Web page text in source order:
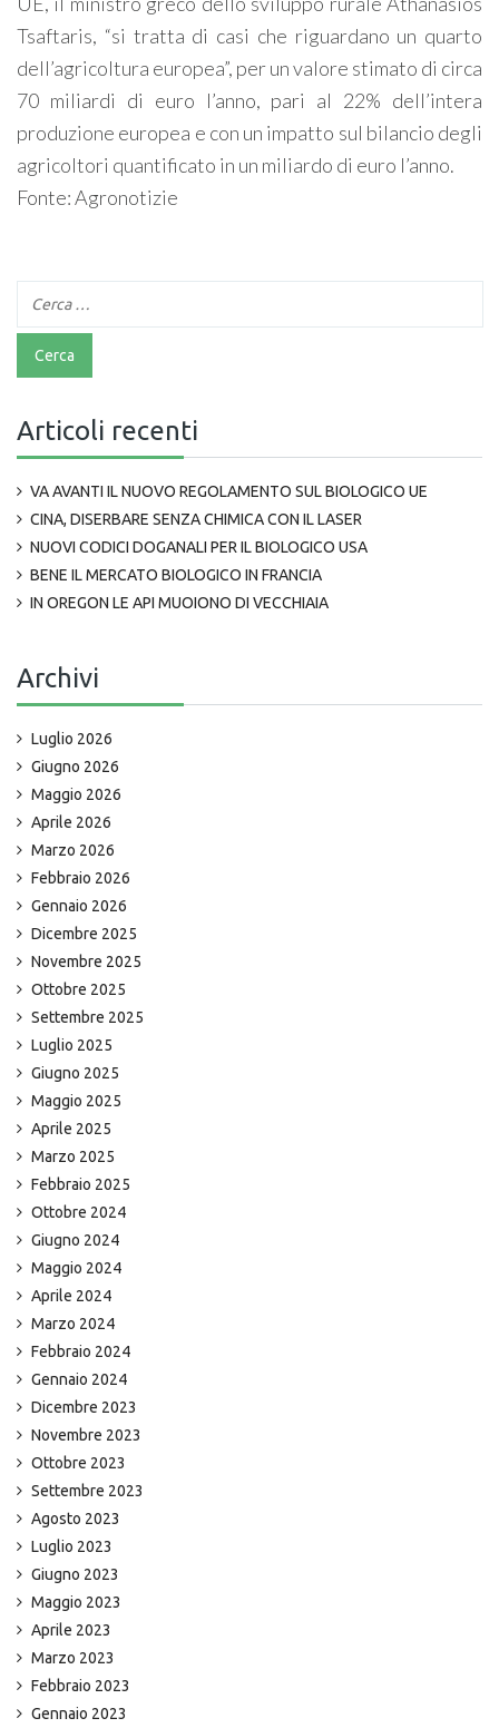
Tsaftaris, “si tratta di casi che riguardano un quarto
dell’agricoltura europea”, per un valore stimato di circa
70 miliardi di euro l’anno, pari al 22% dell’intera
produzione europea e con un impatto sul bilancio degli
agricoltori quantificato in un miliardo di euro l’anno.
Fonte: Agronotizie
Articoli recenti
VA AVANTI IL NUOVO REGOLAMENTO SUL BIOLOGICO UE
CINA, DISERBARE SENZA CHIMICA CON IL LASER
NUOVI CODICI DOGANALI PER IL BIOLOGICO USA
BENE IL MERCATO BIOLOGICO IN FRANCIA
IN OREGON LE API MUOIONO DI VECCHIAIA
Archivi
Luglio 2026
Giugno 2026
Maggio 2026
Aprile 2026
Marzo 2026
Febbraio 2026
Gennaio 2026
Dicembre 2025
Novembre 2025
Ottobre 2025
Settembre 2025
Luglio 2025
Giugno 2025
Maggio 2025
Aprile 2025
Marzo 2025
Febbraio 2025
Ottobre 2024
Giugno 2024
Maggio 2024
Aprile 2024
Marzo 2024
Febbraio 2024
Gennaio 2024
Dicembre 2023
Novembre 2023
Ottobre 2023
Settembre 2023
Agosto 2023
Luglio 2023
Giugno 2023
Maggio 2023
Aprile 2023
Marzo 2023
Febbraio 2023
Gennaio 2023